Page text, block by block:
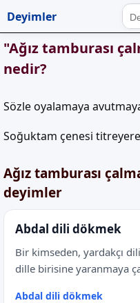
Deyimler
"Ağız tamburası
nedir?
Sözle oyalamaya
Soğuktam çenesi
Ağız tamburası
deyimler
Abdal dili dökmek
Bir kimseden, yardakçı
dille birisine yaranmaya
Abdal dili dökmek